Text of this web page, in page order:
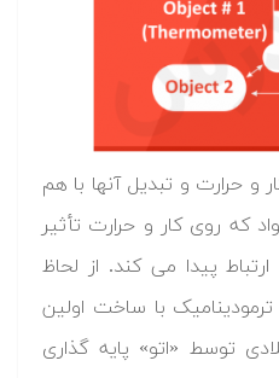
و حرارت و تبدیل آنها با هم
که روی کار و حرارت تأثیر
پیدا می کند. از لحاظ
با ساخت اولین
در سال ۱۶۵۰ میلادی توسط «اتو» پایه گذاری